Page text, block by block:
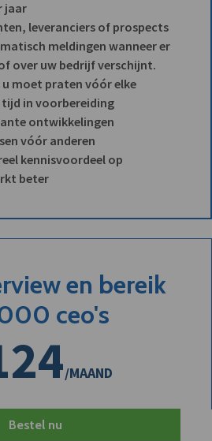
jaar
leveranciers of prospects
meldingen wanneer er
over uw bedrijf verschijnt.
moet praten vóór elke
in voorbereiding
ontwikkelingen
vóór anderen
kennisvoordeel op
beter
en bereik
ceo's
/MAAND
Bestel nu